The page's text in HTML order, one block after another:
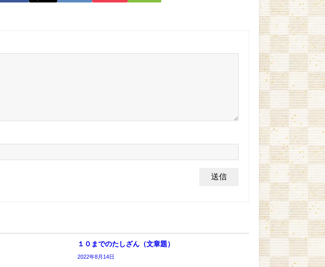
１０までのたしざん（文章題）
2022年8月14日